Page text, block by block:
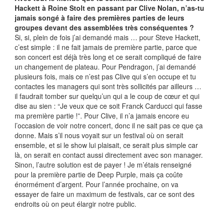
Hackett à Roine Stolt en passant par Clive Nolan, n’as-tu
jamais songé à faire des premières parties de leurs
groupes devant des assemblées très conséquentes ?
Si, si, plein de fois j’ai demandé mais … pour Steve Hackett,
c’est simple : il ne fait jamais de première partie, parce que
son concert est déjà très long et ce serait compliqué de faire
un changement de plateau. Pour Pendragon, j’ai demandé
plusieurs fois, mais ce n’est pas Clive qui s’en occupe et tu
contactes les managers qui sont très sollicités par ailleurs …
il faudrait tomber sur quelqu’un qui a le coup de cœur et qui
dise au sien : “Je veux que ce soit Franck Carducci qui fasse
ma première partie !”. Pour Clive, il n’a jamais encore eu
l’occasion de voir notre concert, donc il ne sait pas ce que ça
donne. Mais s’il nous voyait sur un festival où on serait
ensemble, et si le show lui plaisait, ce serait plus simple car
là, on serait en contact aussi directement avec son manager.
Sinon, l’autre solution est de payer ! Je m’étais renseigné
pour la première partie de Deep Purple, mais ça coûte
énormément d’argent. Pour l’année prochaine, on va
essayer de faire un maximum de festivals, car ce sont des
endroits où on peut élargir notre public.